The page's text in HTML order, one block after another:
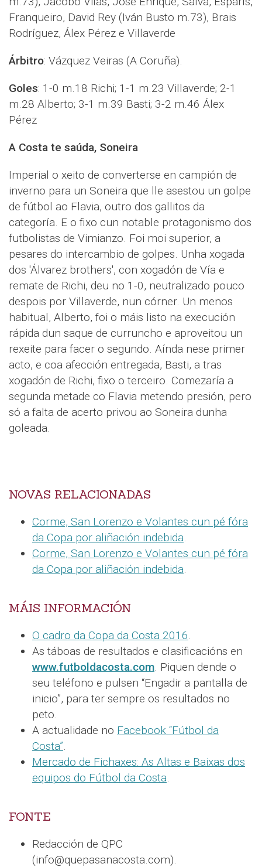
Franqueiro, David Rey (Iván Busto m.73), Brais
Rodríguez, Álex Pérez e Villaverde
Árbitro: Vázquez Veiras (A Coruña).
Goles: 1-0 m.18 Richi; 1-1 m.23 Villaverde; 2-1
m.28 Alberto; 3-1 m.39 Basti; 3-2 m.46 Álex
Pérez
A Costa te saúda, Soneira
Imperial o xeito de converterse en campión de
inverno para un Soneira que lle asestou un golpe
de fútbol ao Flavia, outro dos gallitos da
categoría. E o fixo cun notable protagonismo dos
futbolistas de Vimianzo. Foi moi superior, a
pesares do intercambio de golpes. Unha xogada
dos 'Álvarez brothers', con xogadón de Vía e
remate de Richi, deu no 1-0, neutralizado pouco
despois por Villaverde, nun córner. Un menos
habitual, Alberto, foi o máis listo na execución
rápida dun saque de curruncho e aproveitou un
rexeite para facer o segundo. Aínda nese primer
acto, e coa afección entregada, Basti, a tras
xogadón de Richi, fixo o terceiro. Comezaría a
segunda metade co Flavia metendo presión, pero
só a falta de acerto privou ao Soneira dunha
goleada.
NOVAS RELACIONADAS
Corme, San Lorenzo e Volantes cun pé fóra
da Copa por aliñación indebida.
Corme, San Lorenzo e Volantes cun pé fóra
da Copa por aliñación indebida.
MÁIS INFORMACIÓN
O cadro da Copa da Costa 2016.
As táboas de resultados e clasificacións en
www.futboldacosta.com. Piquen dende o
seu teléfono e pulsen “Engadir a pantalla de
inicio”, para ter sempre os resultados no
peto.
A actualidade no Facebook “Fútbol da
Costa”.
Mercado de Fichaxes: As Altas e Baixas dos
equipos do Fútbol da Costa.
FONTE
Redacción de QPC
(info@quepasanacosta.com).